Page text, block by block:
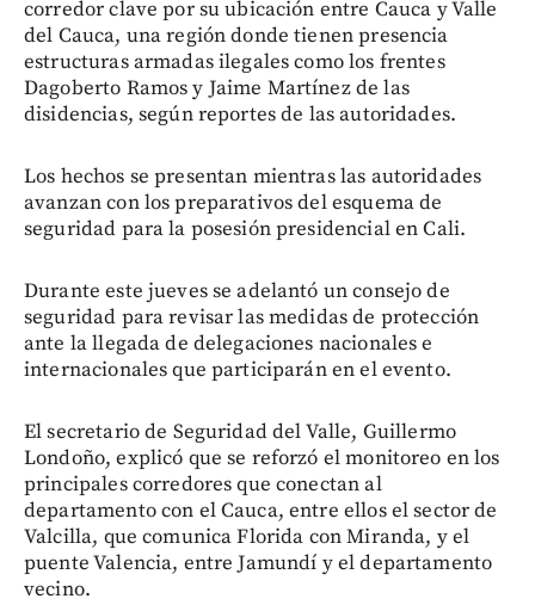
corredor clave por su ubicación entre Cauca y Valle
del Cauca, una región donde tienen presencia
estructuras armadas ilegales como los frentes
Dagoberto Ramos y Jaime Martínez de las
disidencias, según reportes de las autoridades.
Los hechos se presentan mientras las autoridades
avanzan con los preparativos del esquema de
seguridad para la posesión presidencial en Cali.
Durante este jueves se adelantó un consejo de
seguridad para revisar las medidas de protección
ante la llegada de delegaciones nacionales e
internacionales que participarán en el evento.
El secretario de Seguridad del Valle, Guillermo
Londoño, explicó que se reforzó el monitoreo en los
principales corredores que conectan al
departamento con el Cauca, entre ellos el sector de
Valcilla, que comunica Florida con Miranda, y el
puente Valencia, entre Jamundí y el departamento
vecino.